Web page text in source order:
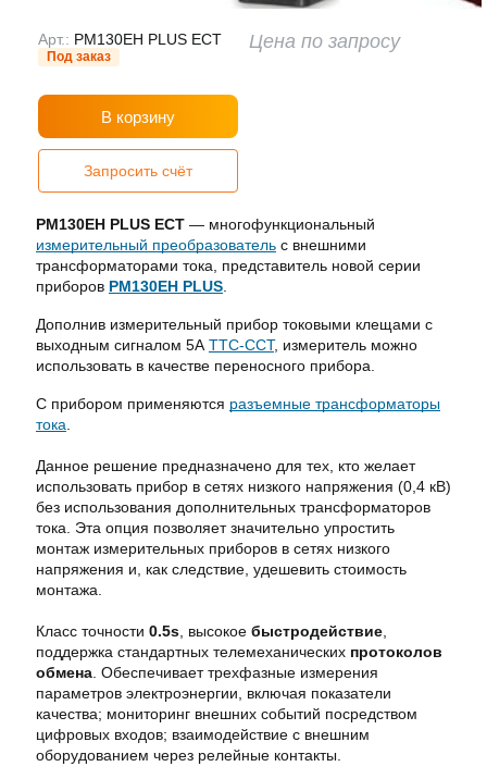
Арт.: PM130EH PLUS ECT
Под заказ
Цена по запросу
В корзину
Запросить счёт
PM130EH PLUS ECT — многофункциональный
измерительный преобразователь с внешними
трансформаторами тока, представитель новой серии
приборов PM130EH PLUS.
Дополнив измерительный прибор токовыми клещами с
выходным сигналом 5АTTC-CCT, измеритель можно
использовать в качестве переносного прибора.
С прибором применяются разъемные трансформаторы
тока.
Данное решение предназначено для тех, кто желает
использовать прибор в сетях низкого напряжения (0,4 кВ)
без использования дополнительных трансформаторов
тока. Эта опция позволяет значительно упростить
монтаж измерительных приборов в сетях низкого
напряжения и, как следствие, удешевить стоимость
монтажа.
Класс точности 0.5s, высокое быстродействие,
поддержка стандартных телемеханических протоколов
обмена. Обеспечивает трехфазные измерения
параметров электроэнергии, включая показатели
качества; мониторинг внешних событий посредством
цифровых входов; взаимодействие с внешним
оборудованием через релейные контакты.